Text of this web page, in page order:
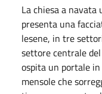
La chiesa a
presenta una
lesene, in tre
settore centrale
ospita un portale
mensole che